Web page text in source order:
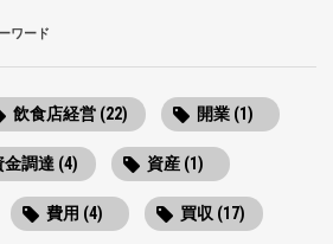
ワード
飲食店経営 (22) 開業 (1)
金調達 (4) 資産 (1)
費用 (4) 買収 (17)